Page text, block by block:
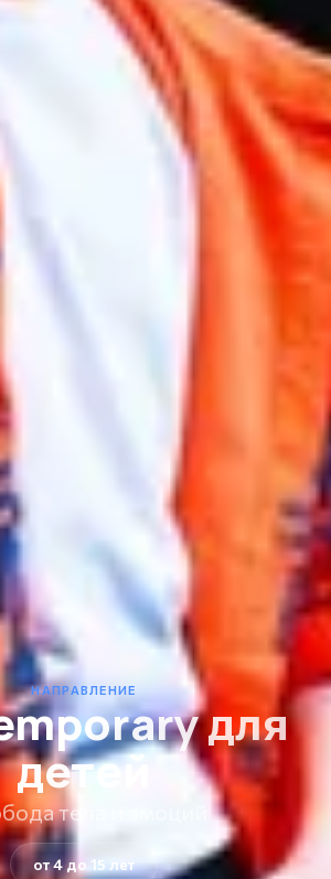
НАПРАВЛЕНИЕ
для
детей
тела и эмоций
от 4 до 15 лет